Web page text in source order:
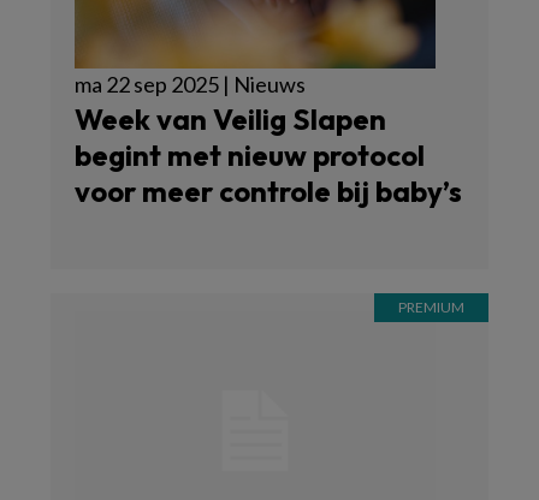
ma 22 sep 2025 | Nieuws
Week van Veilig Slapen
begint met nieuw protocol
voor meer controle bij baby’s